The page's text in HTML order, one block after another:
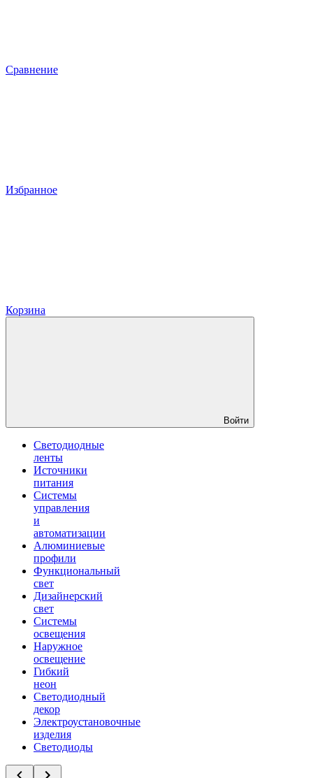
Сравнение
Избранное
Корзина
Войти
Светодиодные
ленты
Источники
питания
Системы
управления
и
автоматизации
Алюминиевые
профили
Функциональный
свет
Дизайнерский
свет
Системы
освещения
Наружное
освещение
Гибкий
неон
Светодиодный
декор
Электроустановочные
изделия
Светодиоды